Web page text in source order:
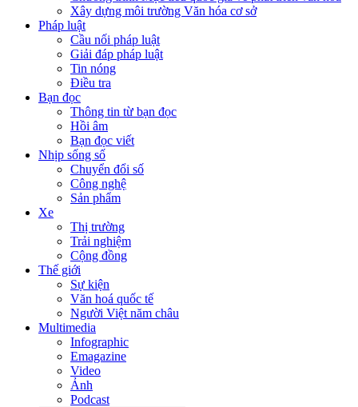
Xây dựng môi trường Văn hóa cơ sở
Pháp luật
Cầu nối pháp luật
Giải đáp pháp luật
Tin nóng
Điều tra
Bạn đọc
Thông tin từ bạn đọc
Hồi âm
Bạn đọc viết
Nhịp sống số
Chuyển đổi số
Công nghệ
Sản phẩm
Xe
Thị trường
Trải nghiệm
Cộng đồng
Thế giới
Sự kiện
Văn hoá quốc tế
Người Việt năm châu
Multimedia
Infographic
Emagazine
Video
Ảnh
Podcast